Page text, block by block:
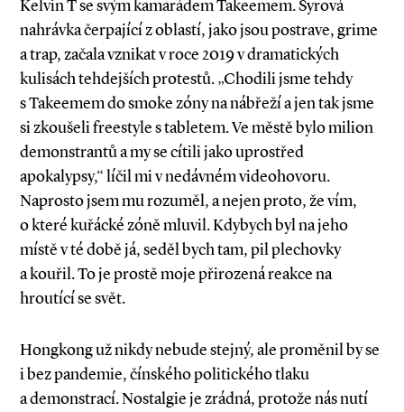
Kelvin T se svým kamarádem Takee­mem. Syrová
nahrávka čerpající z oblastí, jako jsou postrave, grime
a trap, začala vznikat v roce 2019 v dramatických
kulisách tehdejších protestů. „Chodili jsme tehdy
s Takeemem do smoke zóny na nábřeží a jen tak jsme
si zkoušeli freestyle s tabletem. Ve městě bylo milion
demonstrantů a my se cítili jako uprostřed
apokalypsy,“ líčil mi v nedávném videohovoru.
Naprosto jsem mu rozuměl, a nejen proto, že vím,
o které kuřácké zóně mluvil. Kdybych byl na jeho
místě v té době já, seděl bych tam, pil plechovky
a kouřil. To je prostě moje přirozená reakce na
hroutící se svět.
Hongkong už nikdy nebude stejný, ale proměnil by se
i bez pandemie, čínského politického tlaku
a demonstrací. Nostalgie je zrádná, protože nás nutí